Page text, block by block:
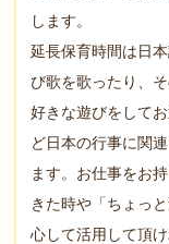
します。
延長保育時間は日
び歌を歌ったり、
好きな遊びをして
ど日本の行事に関
ます。お仕事をお
きた時や「ちょっ
心して活用して頂け